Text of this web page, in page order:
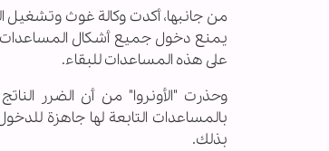
من جانبها، أكدت وكالة غوث وتشغيل
يمنع دخول جميع أشكال المساعدات
على هذه المساعدات للبقاء.
وحذرت "الأونروا" من أن الضرر
بالمساعدات التابعة لها جاهزة
بذلك.